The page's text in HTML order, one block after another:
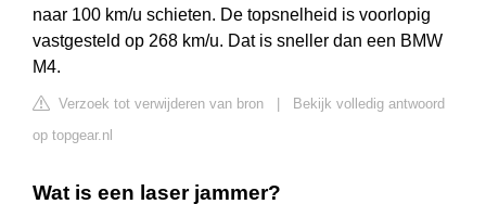
naar 100 km/u schieten. De topsnelheid is voorlopig
vastgesteld op 268 km/u. Dat is sneller dan een BMW
M4.
Verzoek tot verwijderen van bron
Bekijk volledig antwoord
op topgear.nl
Wat is een laser jammer?